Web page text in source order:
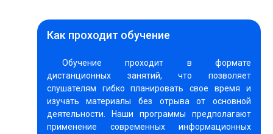
Как проходит обучение
Обучение проходит в формате
дистанционных занятий, что позволяет
слушателям гибко планировать свое время и
изучать материалы без отрыва от основной
деятельности. Наши программы предполагают
применение современных информационных